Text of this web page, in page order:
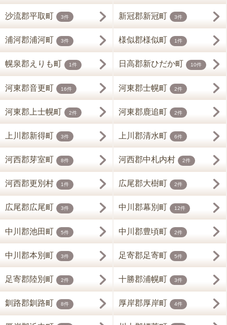
沙流郡平取町 3件 新冠郡新冠町 3件
浦河郡浦河町 3件 様似郡様似町 1件
幌泉郡えりも町 1件 日高郡新ひだか町 10件
河東郡音更町 16件 河東郡士幌町 2件
河東郡上士幌町 2件 河東郡鹿追町 2件
上川郡新得町 3件 上川郡清水町 6件
河西郡芽室町 8件 河西郡中札内村 2件
河西郡更別村 1件 広尾郡大樹町 2件
広尾郡広尾町 3件 中川郡幕別町 12件
中川郡池田町 5件 中川郡豊頃町 2件
中川郡本別町 3件 足寄郡足寄町 5件
足寄郡陸別町 2件 十勝郡浦幌町 3件
釧路郡釧路町 8件 厚岸郡厚岸町 4件